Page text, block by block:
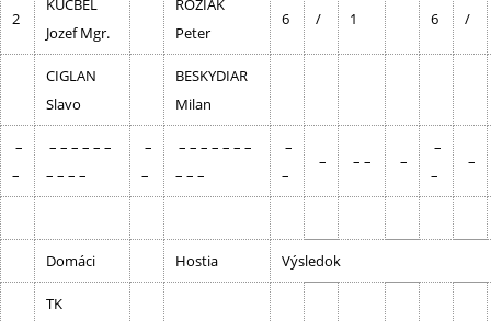
2
KUCBEL
Jozef Mgr.
ROZIAK
Peter
6 / 1 6 /
CIGLAN
Slavo
BESKYDIAR
Milan
–
–
– – – – – –
– – – –
–
–
– – – – – – –
– – –
–
–
– – – –
–
–
–
Domáci Hostia Výsledok
TK